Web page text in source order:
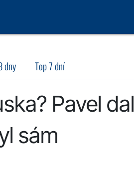
dny Top 7 dní
Pavel dal
sám